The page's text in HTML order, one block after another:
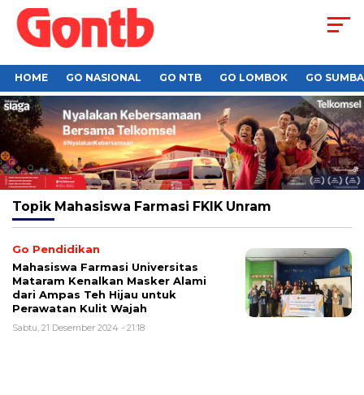
HOME GO NASIONAL GO NTB GO LOMBOK GO
Topik Mahasiswa Farmasi FKIK Unram
Go Pendidikan
Mahasiswa Farmasi Universitas
Mataram Kenalkan Masker Alami
dari Ampas Teh Hijau untuk
Perawatan Kulit Wajah
Sabtu, 21 Desember 2024 - 21:18